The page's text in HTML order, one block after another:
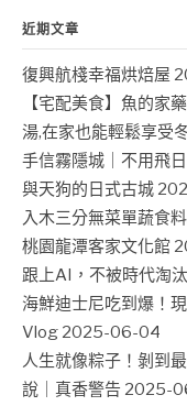
近期文章
復興航棧幸福烘焙屋
【宅配美食】魚的家
湯,在家也能輕鬆享受
手信霧隱城｜不用飛
與天狗的日式古城
入木三分無菜單蔬食
桃園龍潭客家文化館
跟上AI，不被時代淘汰
海鮮迪士尼吃到爆！
Vlog 2025-06-04
人生就像粽子！剝到
說｜真香警告 2025-